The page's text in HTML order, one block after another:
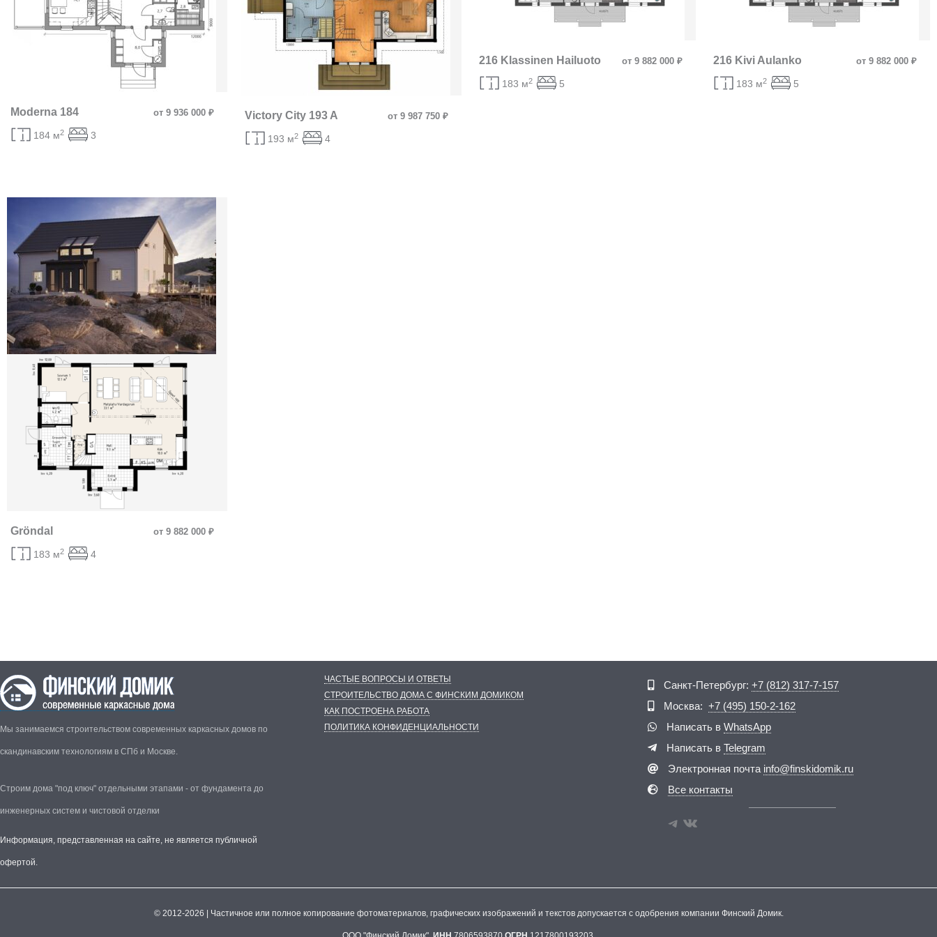
Moderna 184 от 9 936 000 ₽
184 м2 3
Victory City 193 A от 9 987 750 ₽
193 м2 4
216 Klassinen Hailuoto от 9 882 000 ₽
183 м2 5
216 Kivi Aulanko от 9 882 000 ₽
183 м2 5
Gröndal от 9 882 000 ₽
183 м2 4
Мы занимаемся строительством современных каркасных домов по
скандинавским технологиям в СПб и Москве.
Строим дома "под ключ" отдельными этапами - от фундамента до
инженерных систем и чистовой отделки
Информация, представленная на сайте, не является публичной
офертой.
ЧАСТЫЕ ВОПРОСЫ И ОТВЕТЫ
СТРОИТЕЛЬСТВО ДОМА С ФИНСКИМ ДОМИКОМ
КАК ПОСТРОЕНА РАБОТА
ПОЛИТИКА КОНФИДЕНЦИАЛЬНОСТИ
Санкт-Петербург:+7 (812) 317-7-157
Москва:+7 (495) 150-2-162
Написать вWhatsApp
Написать вTelegram
Электронная почта info@finskidomik.ru
Все контакты
© 2012-2026 | Частичное или полное копирование фотоматериалов, графических изображений и текстов допускается с одобрения компании Финский Домик.